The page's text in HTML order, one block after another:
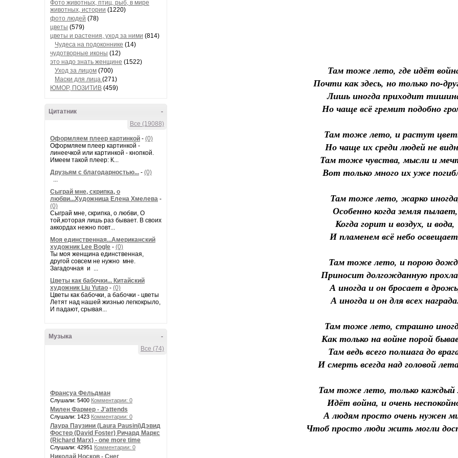
Фото животных, птиц, рыб, в мире
животных, истории (1220)
фото людей (78)
цветы (579)
цветы и растения, уход за ними (814)
Чудеса на подоконнике (14)
чудотворные иконы (12)
это надо знать женщине (1522)
Уход за лицом (700)
Маски для лица (271)
ЮМОР, ПОЗИТИВ (459)
-
Цитатник
Все (19088)
Оформляем плеер картинкой - (0)
Оформляем плеер картинкой -
линеечкой или картинкой - кнопкой.
Имеем такой плеер: К...
Друзьям с благодарностью... - (0)
...
Сыграй мне, скрипка, о
любви...Художница Елена Хмелева -
(0)
Сыграй мне, скрипка, о любви, О
той,которая лишь раз бывает. В своих
аккордах нежно повт...
Моя единственная...Американский
художник Lee Bogle - (0)
Ты моя женщина единственная,
другой совсем не нужно мне.
Загадочная и ...
Цветы как бабочки... Китайский
художник Liu Yutao - (0)
Цветы как бабочки, а бабочки - цветы
Летят над нашей жизнью легкокрыло,
И падают, срывая...
-
Музыка
Все (74)
Франсуа Фельдман
Слушали: 5400 Комментарии: 0
Милен Фармер - J'attends
Слушали: 1423 Комментарии: 0
Лаура Паузини (Laura Pausini)Дэвид
Фостер (David Foster) Ричард Маркс
(Richard Marx) - one more time
Слушали: 42951 Комментарии: 0
Николай Носков - Снег
Там тоже лето, где идёт
Почти как здесь, но только по-
Лишь иногда приходит
Но чаще всё гремит подобно
Там тоже лето, и растут
Но чаще их среди людей не
Там тоже чувства, мысли и
Вот только много их уже
Там тоже лето, жарко
Особенно когда земля пылает,
Когда горит и воздух, и вода,
И пламенем всё небо
Там тоже лето, и порою
Приносит долгожданную
А иногда и он бросает в
А иногда и он для всех награда.
Там тоже лето, страшно
Как только на войне порой
Там ведь всего полшага до
И смерть всегда над головой
Там тоже лето, только каждый
Идёт война, и очень
А людям просто очень нужен
Чтоб просто люди жить могли